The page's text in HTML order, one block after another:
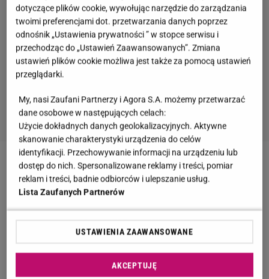
Zobacz wideoDonald Tusk o Gdańskim jarmarku:
Staliśmy się europejską stolicą Świąt
Joe Biden pokazał, jak prezentuje się Biały Dom
przed świętami. Aż 83 choinki!
Świąteczna ekspozycja w Białym Domu obejmuje
dotyczące plików cookie, wywołując narzędzie do zarządzania
twoimi preferencjami dot. przetwarzania danych poprzez
odnośnik „Ustawienia prywatności ” w stopce serwisu i
przechodząc do „Ustawień Zaawansowanych”. Zmiana
ustawień plików cookie możliwa jest także za pomocą ustawień
przeglądarki.
My, nasi Zaufani Partnerzy i Agora S.A. możemy przetwarzać
dane osobowe w następujących celach:
Użycie dokładnych danych geolokalizacyjnych. Aktywne
skanowanie charakterystyki urządzenia do celów
identyfikacji. Przechowywanie informacji na urządzeniu lub
dostęp do nich. Spersonalizowane reklamy i treści, pomiar
reklam i treści, badnie odbiorców i ulepszanie usług.
Lista Zaufanych Partnerów
USTAWIENIA ZAAWANSOWANE
AKCEPTUJĘ